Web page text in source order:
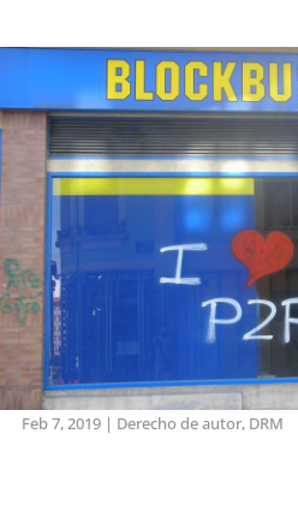
Feb 7, 2019| Derecho de autor, DRM